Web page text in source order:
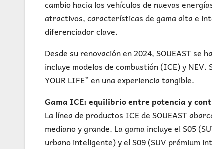
cambio hacia los vehículos de nuevas
atractivos, características de gama alta e
diferenciador clave.
Desde su renovación en 2024, SOUEAST
incluye modelos de combustión (ICE) y
YOUR LIFE” en una experiencia tangible.
Gama ICE: equilibrio entre potencia y
La línea de productos ICE de SOUEAST
mediano y grande. La gama incluye el S05
urbano inteligente) y el S09 (SUV prémium